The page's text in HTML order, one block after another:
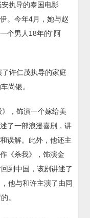
执导的泰国电影
。今年4月，她与赵
个男人18年的“阿
许仁茂执导的家庭
尚银。
，饰演一个嫁给美
了一部浪漫喜剧，讲
误解。此外，他还主
《杀我》，饰演金
到中国，该剧讲述了
他与和许主演了由同
。